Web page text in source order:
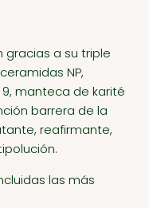
gracias a su triple
NP,
manteca de karité
barrera de la
reafirmante,
las más